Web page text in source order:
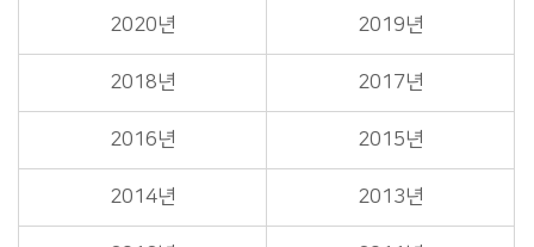
2020년 2019년
2018년 2017년
2016년 2015년
2014년 2013년